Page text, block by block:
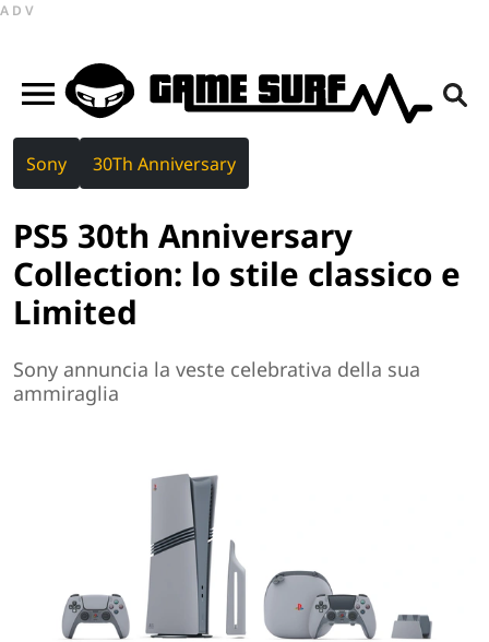
ADV
Sony 30Th Anniversary
PS5 30th Anniversary
Collection: lo stile classico e
Limited
Sony annuncia la veste celebrativa della sua
ammiraglia